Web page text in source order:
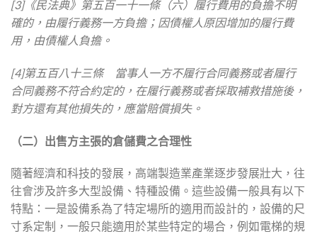
[3]《民法典》第五百一十一條（六）履行費用的負擔不明
確的，由履行義務一方負擔；因債權人原因增加的履行費
用，由債權人負擔。
[4]第五百八十三條 當事人一方不履行合同義務或者履行
合同義務不符合約定的，在履行義務或者採取補救措施後，
對方還有其他損失的，應當賠償損失。
（二）出售方主張的倉儲費之合理性
隨著經濟和科技的發展，高端製造業產業逐步發展壯大，往
往會涉及許多大型設備、特種設備。這些設備一般具有以下
特點：一是設備系為了特定場所的適用而設計的，設備的尺
寸系定制，一般只能適用於某些特定的場合，例如電梯的規